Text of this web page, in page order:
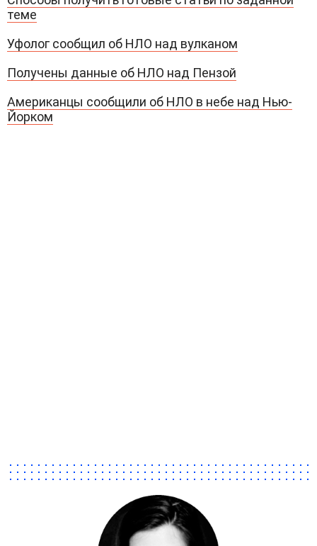
теме
Уфолог сообщил об НЛО над вулканом
Получены данные об НЛО над Пензой
Американцы сообщили об НЛО в небе над Нью-
Йорком